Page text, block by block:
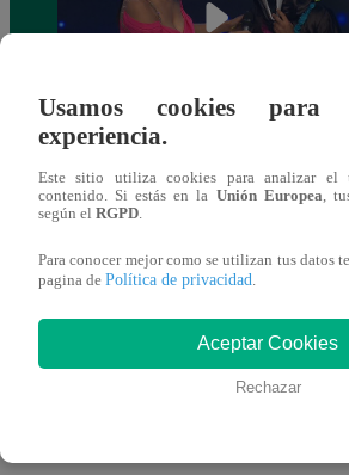
Yo Soy 30 de noviembre del 2018 –
Programa completo
También te
interesar
Usamos cookies
experiencia.
Este sitio utiliza cookies para analizar el
contenido. Si estás en la Unión Europea ,
según el RGPD
Para conocer mejor como se utilizan tus datos
pagina de Política de privacidad
Aceptar Cookies
Rechazar